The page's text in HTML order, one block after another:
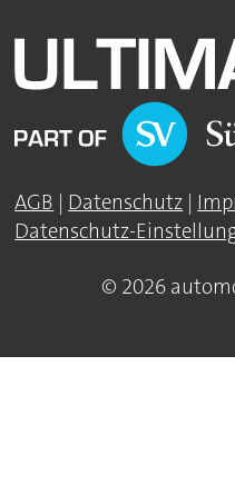
AGB | Datenschutz |
Datenschutz-
© 2026